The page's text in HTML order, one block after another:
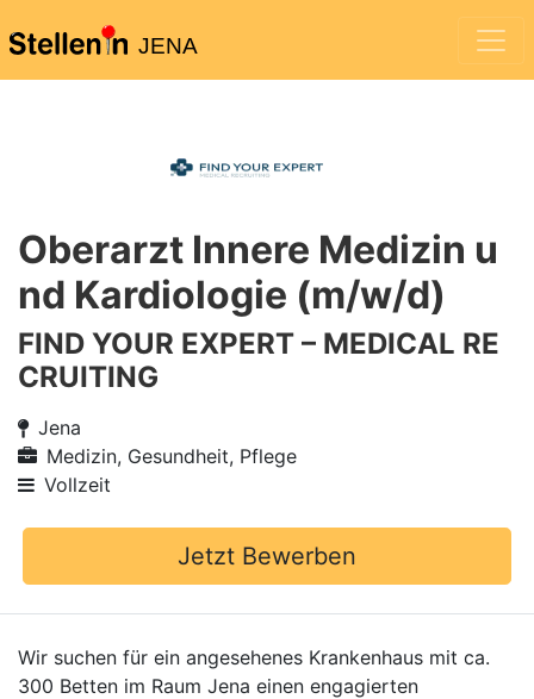
JENA
Oberarzt Innere Medizin u
nd Kardiologie (m/w/d)
FIND YOUR EXPERT – MEDICAL RE
CRUITING
Jena
Medizin, Gesundheit, Pflege
Vollzeit
Jetzt Bewerben
Wir suchen für ein angesehenes Krankenhaus mit ca.
300 Betten im Raum Jena einen engagierten